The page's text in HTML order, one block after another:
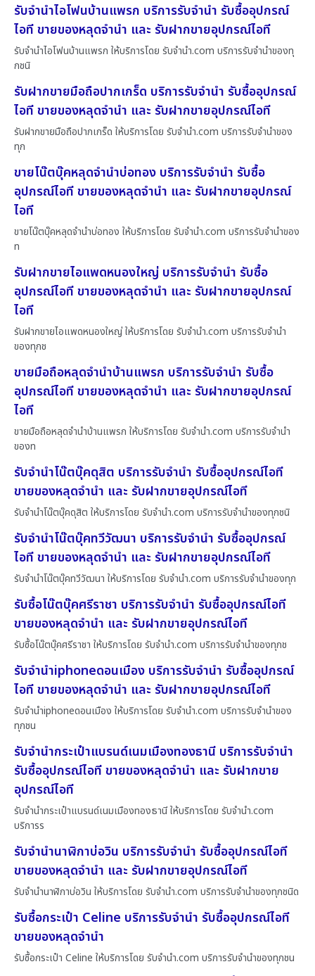
รับจำนำไอโฟนบ้านแพรก บริการรับจำนำ รับซื้ออุปกรณ์
ไอที ขายของหลุดจำนำ และ รับฝากขายอุปกรณ์ไอที
รับจำนำไอโฟนบ้านแพรก ให้บริการโดย รับจํานํา.com บริการรับจำนำของทุ
กชนิ
รับฝากขายมือถือปากเกร็ด บริการรับจำนำ รับซื้ออุปกรณ์
ไอที ขายของหลุดจำนำ และ รับฝากขายอุปกรณ์ไอที
รับฝากขายมือถือปากเกร็ด ให้บริการโดย รับจํานํา.com บริการรับจำนำของ
ทุก
ขายโน๊ตบุ๊คหลุดจำนำบ่อทอง บริการรับจำนำ รับซื้อ
อุปกรณ์ไอที ขายของหลุดจำนำ และ รับฝากขายอุปกรณ์
ไอที
ขายโน๊ตบุ๊คหลุดจำนำบ่อทอง ให้บริการโดย รับจํานํา.com บริการรับจำนำของ
ท
รับฝากขายไอแพดหนองใหญ่ บริการรับจำนำ รับซื้อ
อุปกรณ์ไอที ขายของหลุดจำนำ และ รับฝากขายอุปกรณ์
ไอที
รับฝากขายไอแพดหนองใหญ่ ให้บริการโดย รับจํานํา.com บริการรับจำนำ
ของทุกช
ขายมือถือหลุดจำนำบ้านแพรก บริการรับจำนำ รับซื้อ
อุปกรณ์ไอที ขายของหลุดจำนำ และ รับฝากขายอุปกรณ์
ไอที
ขายมือถือหลุดจำนำบ้านแพรก ให้บริการโดย รับจํานํา.com บริการรับจำนำ
ของท
รับจำนำโน๊ตบุ๊คดุสิต บริการรับจำนำ รับซื้ออุปกรณ์ไอที
ขายของหลุดจำนำ และ รับฝากขายอุปกรณ์ไอที
รับจำนำโน๊ตบุ๊คดุสิต ให้บริการโดย รับจํานํา.com บริการรับจำนำของทุกชนิ
รับจำนำโน๊ตบุ๊คทวีวัฒนา บริการรับจำนำ รับซื้ออุปกรณ์
ไอที ขายของหลุดจำนำ และ รับฝากขายอุปกรณ์ไอที
รับจำนำโน๊ตบุ๊คทวีวัฒนา ให้บริการโดย รับจํานํา.com บริการรับจำนำของทุก
รับซื้อโน๊ตบุ๊คศรีราชา บริการรับจำนำ รับซื้ออุปกรณ์ไอที
ขายของหลุดจำนำ และ รับฝากขายอุปกรณ์ไอที
รับซื้อโน๊ตบุ๊คศรีราชา ให้บริการโดย รับจํานํา.com บริการรับจำนำของทุกช
รับจำนำiphoneดอนเมือง บริการรับจำนำ รับซื้ออุปกรณ์
ไอที ขายของหลุดจำนำ และ รับฝากขายอุปกรณ์ไอที
รับจำนำiphoneดอนเมือง ให้บริการโดย รับจํานํา.com บริการรับจำนำของ
ทุกชน
รับจำนำกระเป๋าแบรนด์เนมเมืองทองธานี บริการรับจำนำ
รับซื้ออุปกรณ์ไอที ขายของหลุดจำนำ และ รับฝากขาย
อุปกรณ์ไอที
รับจำนำกระเป๋าแบรนด์เนมเมืองทองธานี ให้บริการโดย รับจํานํา.com
บริการร
รับจำนำนาฬิกาบ่อวิน บริการรับจำนำ รับซื้ออุปกรณ์ไอที
ขายของหลุดจำนำ และ รับฝากขายอุปกรณ์ไอที
รับจำนำนาฬิกาบ่อวิน ให้บริการโดย รับจํานํา.com บริการรับจำนำของทุกชนิด
รับซื้อกระเป๋า Celine บริการรับจำนำ รับซื้ออุปกรณ์ไอที
ขายของหลุดจำนำ
รับซื้อกระเป๋า Celine ให้บริการโดย รับจํานํา.com บริการรับจำนำของทุกชน